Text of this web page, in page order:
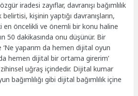
iradesi zayıflar, davranışı bağımlılık
belirtisi, kişinin yaptığı davranışların,
en öncelikli ve önemli bir konu haline
50 dakikasında onu düşünür. Bir
yaparım da hemen dijital oyun
hemen dijital bir ortama girerim’
zihinsel uğraş içindedir. Dijital kumar
bağımlılığı gibi dijital bağımlılık içine